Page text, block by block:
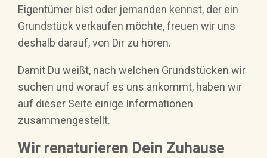
Eigentümer bist oder jemanden kennst, der ein
Grundstück verkaufen möchte, freuen wir uns
deshalb darauf, von Dir zu hören.
Damit Du weißt, nach welchen Grundstücken wir
suchen und worauf es uns ankommt, haben wir
auf dieser Seite einige Informationen
zusammengestellt.
Wir renaturieren Dein Zuhause